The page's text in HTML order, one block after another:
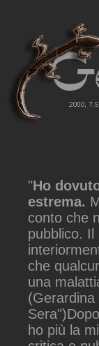
"Ho
estrema.
conto che
pubblico.
che
una
ho più la